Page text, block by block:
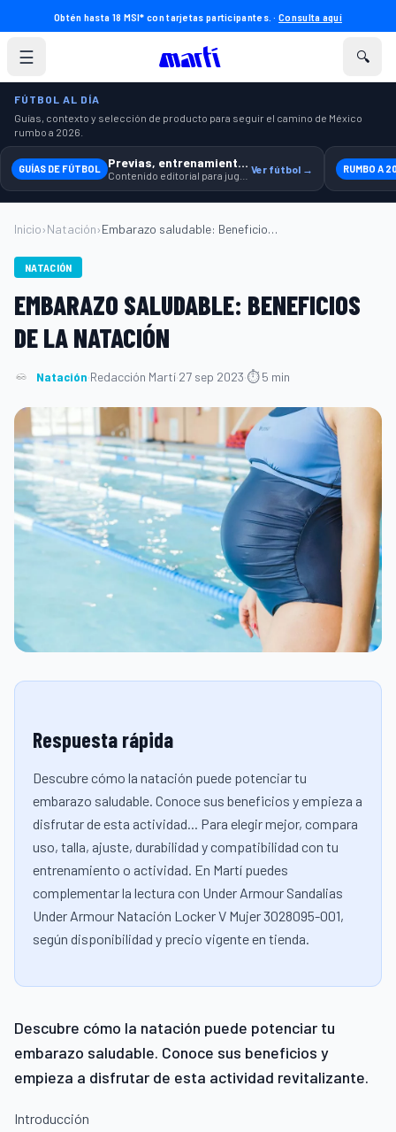
Obtén hasta 18 MSI* con tarjetas participantes. ·Consulta aquí
☰ 🔍
FÚTBOL AL DÍA
Guías, contexto y selección de producto para seguir el camino de México
rumbo a 2026.
GUÍAS DE FÚTBOL Previas, entrenamiento y producto Ver fútbol → RUMBO A
Inicio›Natación› Embarazo saludable: Beneficios de la nat...
NATACIÓN
EMBARAZO SALUDABLE: BENEFICIOS
DE LA NATACIÓN
Natación·Redacción Martí·27 sep 2023·⏱ 5 min
Respuesta rápida
Descubre cómo la natación puede potenciar tu
embarazo saludable. Conoce sus beneficios y empieza a
disfrutar de esta actividad... Para elegir mejor, compara
uso, talla, ajuste, durabilidad y compatibilidad con tu
entrenamiento o actividad. En Martí puedes
complementar la lectura con Under Armour Sandalias
Under Armour Natación Locker V Mujer 3028095-001,
según disponibilidad y precio vigente en tienda.
Descubre cómo la natación puede potenciar tu
embarazo saludable. Conoce sus beneficios y
empieza a disfrutar de esta actividad revitalizante.
Introducción